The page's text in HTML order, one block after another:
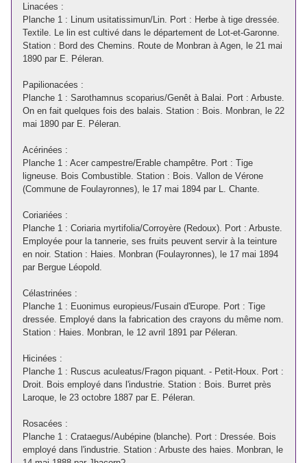
Linacées :
Planche 1 : Linum usitatissimun/Lin. Port : Herbe à tige dressée.
Textile. Le lin est cultivé dans le département de Lot-et-Garonne.
Station : Bord des Chemins. Route de Monbran à Agen, le 21 mai
1890 par E. Péleran.
Papilionacées :
Planche 1 : Sarothamnus scoparius/Genêt à Balai. Port : Arbuste.
On en fait quelques fois des balais. Station : Bois. Monbran, le 22
mai 1890 par E. Péleran.
Acérinées :
Planche 1 : Acer campestre/Erable champêtre. Port : Tige
ligneuse. Bois Combustible. Station : Bois. Vallon de Vérone
(Commune de Foulayronnes), le 17 mai 1894 par L. Chante.
Coriariées :
Planche 1 : Coriaria myrtifolia/Corroyère (Redoux). Port : Arbuste.
Employée pour la tannerie, ses fruits peuvent servir à la teinture
en noir. Station : Haies. Monbran (Foulayronnes), le 17 mai 1894
par Bergue Léopold.
Célastrinées :
Planche 1 : Euonimus europieus/Fusain d'Europe. Port : Tige
dressée. Employé dans la fabrication des crayons du même nom.
Station : Haies. Monbran, le 12 avril 1891 par Péleran.
Hicinées :
Planche 1 : Ruscus aculeatus/Fragon piquant. - Petit-Houx. Port :
Droit. Bois employé dans l'industrie. Station : Bois. Burret près
Laroque, le 23 octobre 1887 par E. Péleran.
Rosacées :
Planche 1 : Crataegus/Aubépine (blanche). Port : Dressée. Bois
employé dans l'industrie. Station : Arbuste des haies. Monbran, le